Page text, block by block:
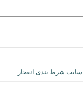
سایت شرط بندی انفجار